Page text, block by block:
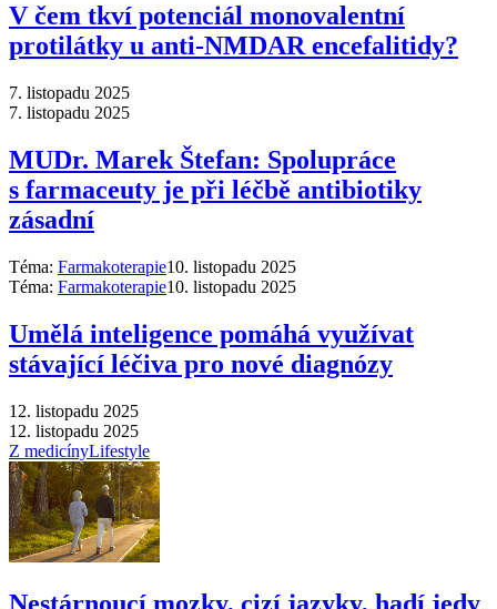
V čem tkví potenciál monovalentní
protilátky u anti-NMDAR encefalitidy?
7. listopadu 2025
7. listopadu 2025
MUDr. Marek Štefan: Spolupráce
s farmaceuty je při léčbě antibiotiky
zásadní
Téma: Farmakoterapie10. listopadu 2025
Téma: Farmakoterapie10. listopadu 2025
Umělá inteligence pomáhá využívat
stávající léčiva pro nové diagnózy
12. listopadu 2025
12. listopadu 2025
Z medicínyLifestyle